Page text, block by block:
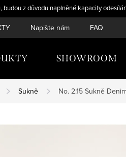
z důvodu naplněné kapacity
Napište nám FAQ
SHOWROOM
Sukně No. 2.15 Sukně